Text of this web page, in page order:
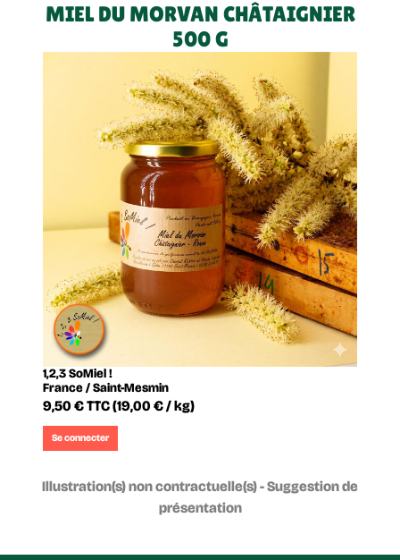
la
bouche
MIEL DU MORVAN CHÂTAIGNIER
500 G
1,2,3 SoMiel !
France / Saint-Mesmin
9,50 €TTC(19,00 € / kg)
Se connecter